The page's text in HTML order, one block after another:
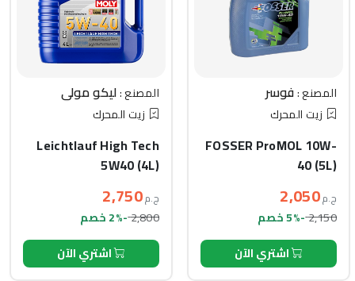
المصنع :فوسر
زيت المحرك
FOSSER ProMOL 10W-
40 (5L)
ج.م2,050
2,150-5% خصم
اشتري الآن
المصنع :ليكو مولي
زيت المحرك
Leichtlauf High Tech
5W40 (4L)
ج.م2,750
2,800-2% خصم
اشتري الآن